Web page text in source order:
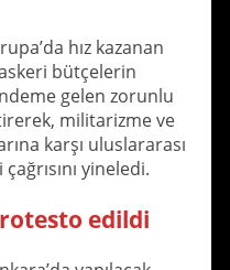
hız kazanan
bütçelerin
gelen zorunlu
militarizme ve
karşı uluslararası
yineledi.
edildi